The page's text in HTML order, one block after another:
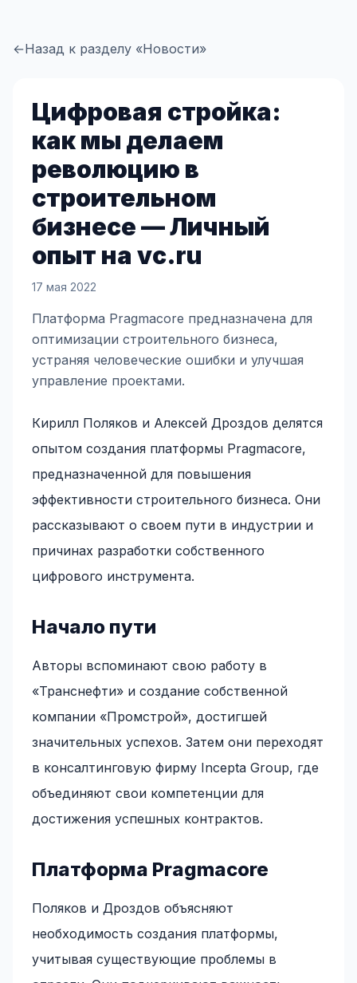
←Назад к разделу «Новости»
Цифровая стройка:
как мы делаем
революцию в
строительном
бизнесе — Личный
опыт на vc.ru
17 мая 2022
Платформа Pragmacore предназначена для
оптимизации строительного бизнеса,
устраняя человеческие ошибки и улучшая
управление проектами.
Кирилл Поляков и Алексей Дроздов делятся
опытом создания платформы Pragmacore,
предназначенной для повышения
эффективности строительного бизнеса. Они
рассказывают о своем пути в индустрии и
причинах разработки собственного
цифрового инструмента.
Начало пути
Авторы вспоминают свою работу в
«Транснефти» и создание собственной
компании «Промстрой», достигшей
значительных успехов. Затем они переходят
в консалтинговую фирму Incepta Group, где
объединяют свои компетенции для
достижения успешных контрактов.
Платформа Pragmacore
Поляков и Дроздов объясняют
необходимость создания платформы,
учитывая существующие проблемы в